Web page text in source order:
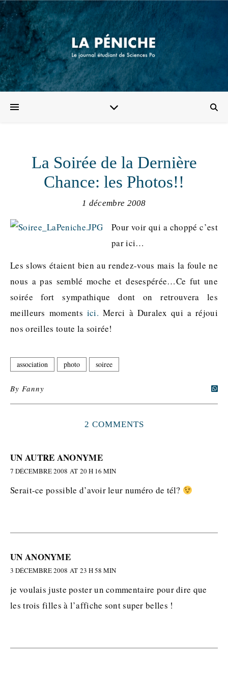
La Soirée de la Dernière
Chance: les Photos!!
1 décembre 2008
Pour voir qui a choppé c’est
par ici…
Les slows étaient bien au rendez-vous mais la foule ne
nous a pas semblé moche et desespérée…Ce fut une
soirée fort sympathique dont on retrouvera les
meilleurs moments ici. Merci à Duralex qui a réjoui
nos oreilles toute la soirée!
association photo soiree
ByFanny
2 COMMENTS
UN AUTRE ANONYME
7 DÉCEMBRE 2008 AT 20 H 16 MIN
Serait-ce possible d’avoir leur numéro de tél?
UN ANONYME
3 DÉCEMBRE 2008 AT 23 H 58 MIN
je voulais juste poster un commentaire pour dire que
les trois filles à l’affiche sont super belles !